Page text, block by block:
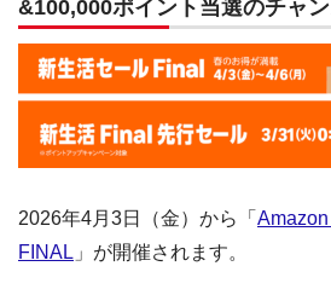
&100,000ポイント当選のチャ
2026年4月3日（金）から「
FINAL 」が開催されます。